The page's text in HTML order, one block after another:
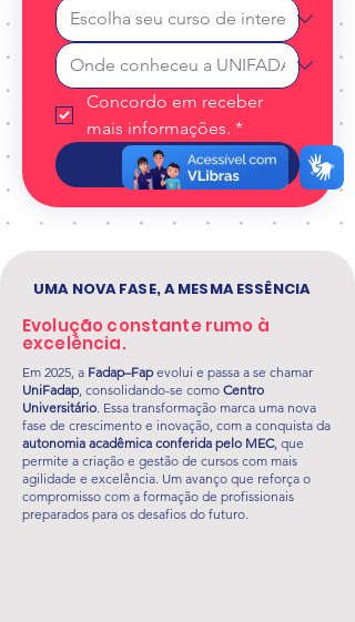
Concordo em receber
mais informações. *
Enviar
UMA NOVA FASE, A MESMA ESSÊNCIA
Evolução constante rumo à
excelência.
Em 2025, a Fadap–Fapevolui e passa a se chamar
UniFadap, consolidando-se como Centro
Universitário. Essa transformação marca uma nova
fase de crescimento e inovação, com a conquista da
autonomia acadêmica conferida pelo MEC, que
permite a criação e gestão de cursos com mais
agilidade e excelência. Um avanço que reforça o
compromisso com a formação de profissionais
preparados para os desafios do futuro.